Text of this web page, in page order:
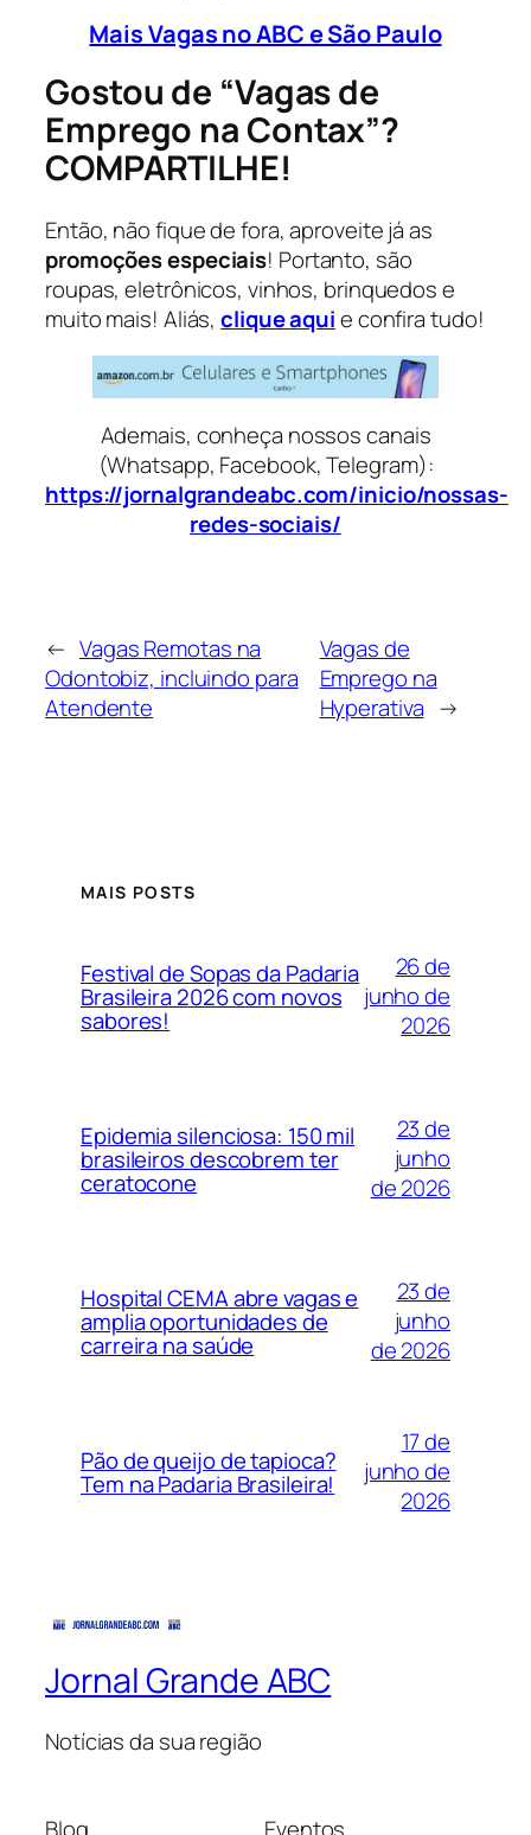
Mais Vagas no ABC e São Paulo
Gostou de “Vagas de
Emprego na Contax”?
COMPARTILHE!
Então, não fique de fora, aproveite já as
promoções especiais! Portanto, são
roupas, eletrônicos, vinhos, brinquedos e
muito mais! Aliás,clique aquie confira tudo!
Ademais, conheça nossos canais
(Whatsapp, Facebook, Telegram):
https://jornalgrandeabc.com/inicio/nossas-
redes-sociais/
← Vagas Remotas na
Odontobiz, incluindo para
Atendente
Vagas de
Emprego na
Hyperativa →
MAIS POSTS
Festival de Sopas da Padaria
Brasileira 2026 com novos
sabores!
26 de
junho de
2026
Epidemia silenciosa: 150 mil
brasileiros descobrem ter
ceratocone
23 de
junho
de 2026
Hospital CEMA abre vagas e
amplia oportunidades de
carreira na saúde
23 de
junho
de 2026
Pão de queijo de tapioca?
Tem na Padaria Brasileira!
17 de
junho de
2026
Jornal Grande ABC
Notícias da sua região